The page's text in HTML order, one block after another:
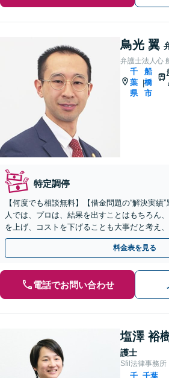
鳥光 翼
弁護士法人心
千
葉
県
|
船
橋
市
特定調停
【何度でも相談無料】【借金問題の“解決実績
人では、プロは、結果を出すことはもちろん
を上げ、コストを下げることも大事だと考え
く、費用を可能な限り安くすることにこだわ
料金表を見る
電話でお問い合わせ
塩澤 裕
護士
Sfil法律事務所
千 千葉